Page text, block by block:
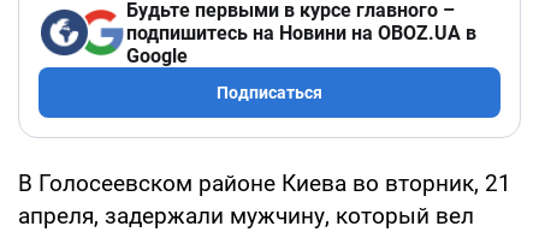
Будьте первыми в курсе главного –
подпишитесь на Новини на OBOZ.UA в
Google
Подписаться
В Голосеевском районе Киева во вторник, 21
апреля, задержали мужчину, который вел